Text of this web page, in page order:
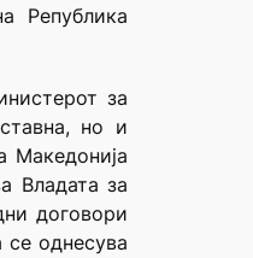
Република
за
но и
Македонија
Владата за
договори
се однесува